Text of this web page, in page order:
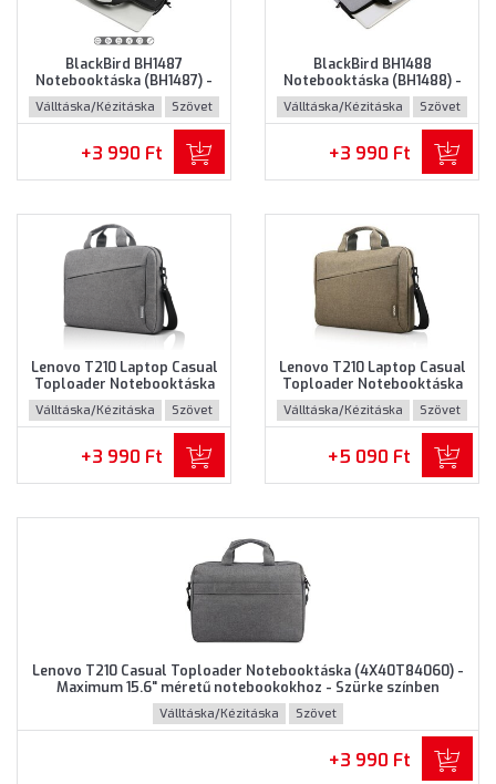
BlackBird BH1487
Notebooktáska (BH1487) -
Maximum 15.6" méretű
notebookokhoz - Fekete
színben
Válltáska/Kézitáska Szövet
+3 990 Ft
BlackBird BH1488
Notebooktáska (BH1488) -
Maximum 15.6" méretű
notebookokhoz - Szürke
színben
Válltáska/Kézitáska Szövet
+3 990 Ft
Lenovo T210 Laptop Casual
Toploader Notebooktáska
(GX40Q17231) - Maximum
15.6" méretű notebookokhoz
- Szürke színben
Válltáska/Kézitáska Szövet
+3 990 Ft
Lenovo T210 Laptop Casual
Toploader Notebooktáska
(GX40Q17232) - Maximum
15.6" méretű notebookokhoz
- Barna színben
Válltáska/Kézitáska Szövet
+5 090 Ft
Lenovo T210 Casual Toploader Notebooktáska (4X40T84060) -
Maximum 15.6" méretű notebookokhoz - Szürke színben
Válltáska/Kézitáska Szövet
+3 990 Ft